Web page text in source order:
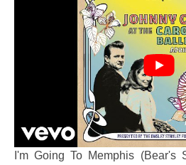
I'm Going To Memphis (Bear's